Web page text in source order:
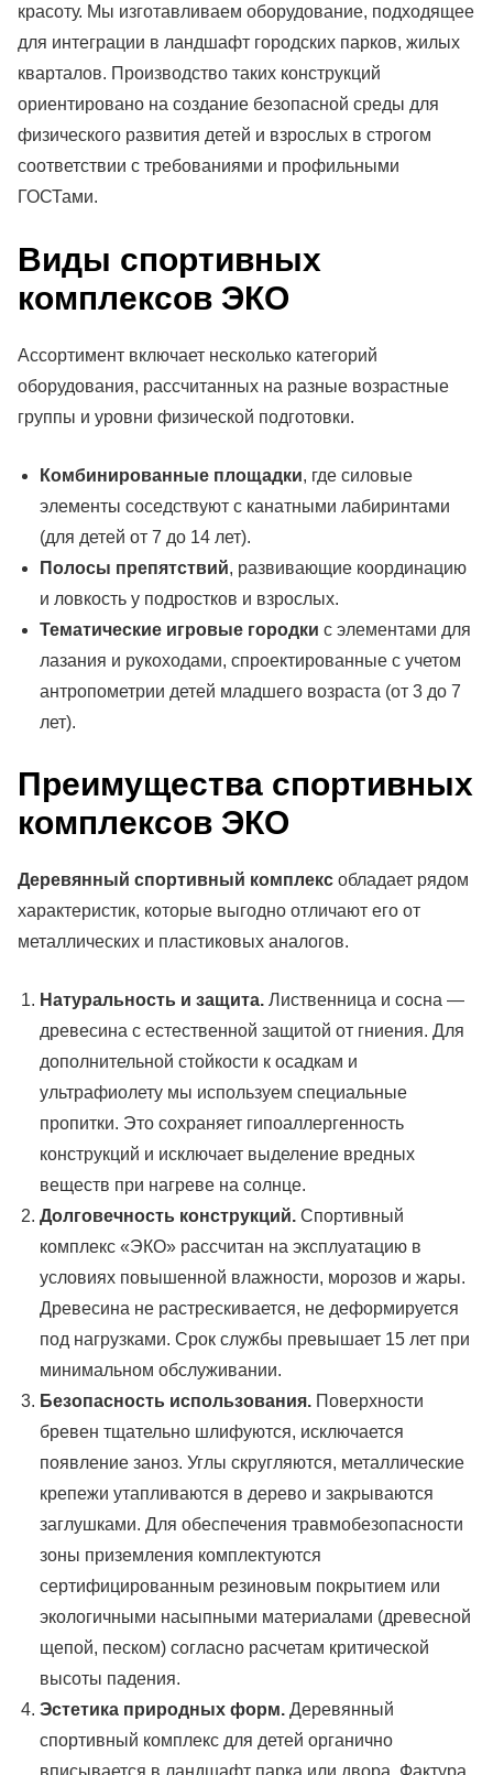
красоту. Мы изготавливаем оборудование, подходящее
для интеграции в ландшафт городских парков, жилых
кварталов. Производство таких конструкций
ориентировано на создание безопасной среды для
физического развития детей и взрослых в строгом
соответствии с требованиями и профильными
ГОСТами.
Виды спортивных
комплексов ЭКО
Ассортимент включает несколько категорий
оборудования, рассчитанных на разные возрастные
группы и уровни физической подготовки.
Комбинированные площадки, где силовые
элементы соседствуют с канатными лабиринтами
(для детей от 7 до 14 лет).
Полосы препятствий, развивающие координацию
и ловкость у подростков и взрослых.
Тематические игровые городки с элементами для
лазания и рукоходами, спроектированные с учетом
антропометрии детей младшего возраста (от 3 до 7
лет).
Преимущества спортивных
комплексов ЭКО
Деревянный спортивный комплекс обладает рядом
характеристик, которые выгодно отличают его от
металлических и пластиковых аналогов.
Натуральность и защита. Лиственница и сосна —
древесина с естественной защитой от гниения. Для
дополнительной стойкости к осадкам и
ультрафиолету мы используем специальные
пропитки. Это сохраняет гипоаллергенность
конструкций и исключает выделение вредных
веществ при нагреве на солнце.
Долговечность конструкций. Спортивный
комплекс «ЭКО» рассчитан на эксплуатацию в
условиях повышенной влажности, морозов и жары.
Древесина не растрескивается, не деформируется
под нагрузками. Срок службы превышает 15 лет при
минимальном обслуживании.
Безопасность использования. Поверхности
бревен тщательно шлифуются, исключается
появление заноз. Углы скругляются, металлические
крепежи утапливаются в дерево и закрываются
заглушками. Для обеспечения травмобезопасности
зоны приземления комплектуются
сертифицированным резиновым покрытием или
экологичными насыпными материалами (древесной
щепой, песком) согласно расчетам критической
высоты падения.
Эстетика природных форм. Деревянный
спортивный комплекс для детей органично
вписывается в ландшафт парка или двора. Фактура